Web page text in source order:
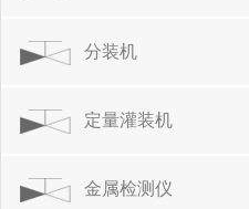
分装机
定量灌装机
金属检测仪